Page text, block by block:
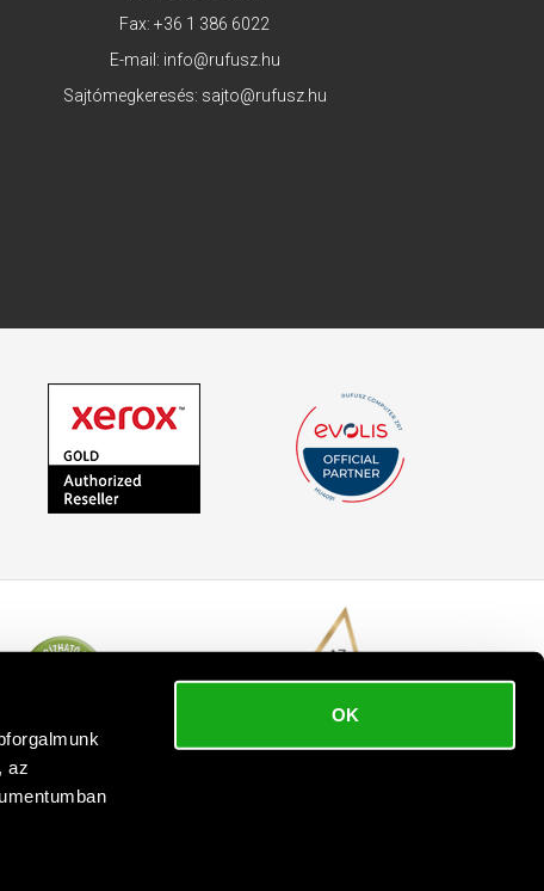
az
OK
Fax: +36 1 386 6022
E-mail: info@rufusz.hu
Sajtómegkeresés: sajto@rufusz.hu